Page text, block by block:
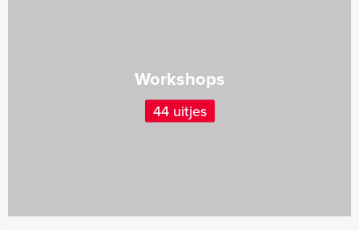
Workshops
44 uitjes